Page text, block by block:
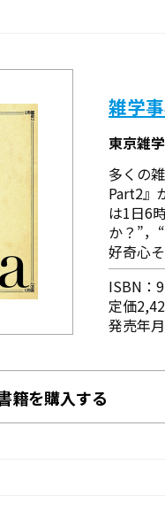
雑学
東京雑
多くの
Part2』
は1日6
か？”
好奇心
ISBN：
定価
発売年
籍を購入する